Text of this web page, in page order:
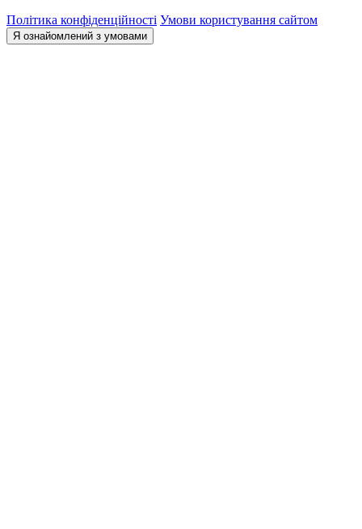
Політика конфіденційності Умови користування сайтом
Я ознайомлений з умовами